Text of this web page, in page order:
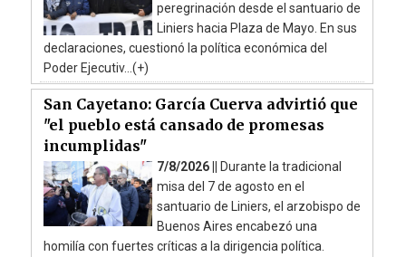
peregrinación desde el santuario de
Liniers hacia Plaza de Mayo. En sus
declaraciones, cuestionó la política económica del
Poder Ejecutiv...(+)
San Cayetano: García Cuerva advirtió que
"el pueblo está cansado de promesas
incumplidas"
7/8/2026 ||
Durante la tradicional
misa del 7 de agosto en el
santuario de Liniers, el arzobispo de
Buenos Aires encabezó una
homilía con fuertes críticas a la dirigencia política.